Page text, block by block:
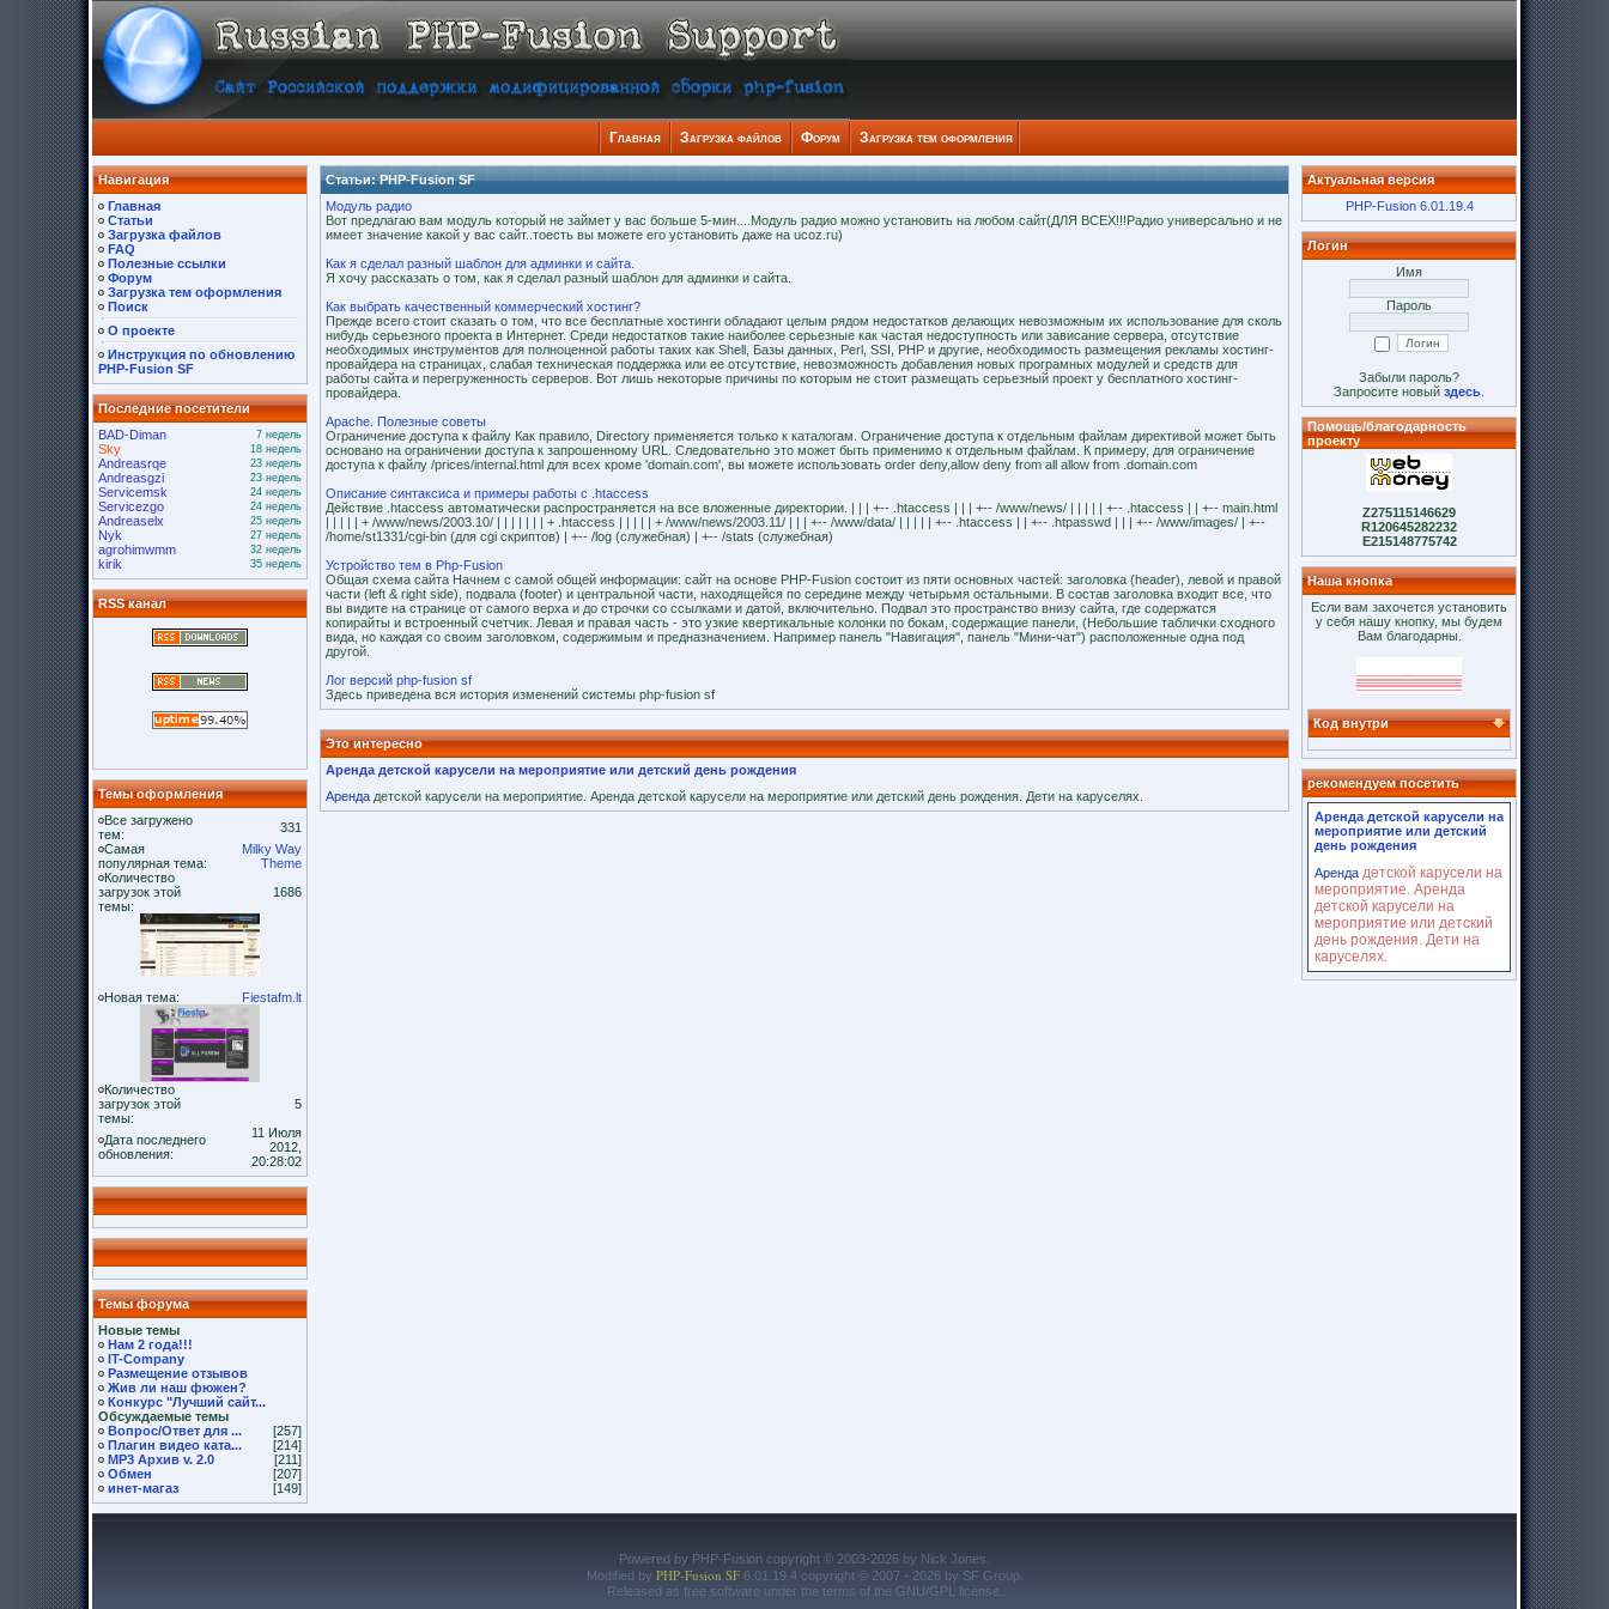
Главная Загрузка файлов Форум Загрузка тем оформления
Навигация
Главная
Статьи
Загрузка файлов
FAQ
Полезные ссылки
Форум
Загрузка тем оформления
Поиск
О проекте
Инструкция по обновлению
PHP-Fusion SF
Последние посетители
BAD-Diman
7 недель
Sky 18 недель
Andreasrqe 23 недель
Andreasgzi 23 недель
Servicemsk 24 недель
Servicezgo 24 недель
Andreaselx 25 недель
Nyk 27 недель
agrohimwmm 32 недель
kirik 35 недель
RSS канал
Темы оформления
Все загружено
тем:
331
Самая
популярная тема:
Milky Way
Theme
Количество
загрузок этой
темы:
1686
Новая тема: Fiestafm.lt
Количество
загрузок этой
темы:
5
Дата последнего
обновления:
11 Июля
2012,
20:28:02
Темы форума
Новые темы
Нам 2 года!!!
IT-Company
Размещение отзывов
Жив ли наш фюжен?
Конкурс "Лучший сайт...
Обсуждаемые темы
Вопрос/Ответ для ...
[257]
Плагин видео ката...
[214]
MP3 Архив v. 2.0
[211]
Обмен
[207]
инет-магаз
[149]
Статьи: PHP-Fusion SF
Модуль радио
Вот предлагаю вам модуль который не займет у вас больше 5-мин....Модуль радио можно установить на любом сайт(ДЛЯ ВСЕХ!!!Радио универсально и не
имеет значение какой у вас сайт..тоесть вы можете его установить даже на ucoz.ru)
Как я сделал разный шаблон для админки и сайта.
Я хочу рассказать о том, как я сделал разный шаблон для админки и сайта.
Как выбрать качественный коммерческий хостинг?
Прежде всего стоит сказать о том, что все бесплатные хоcтинги обладают целым рядом недостатков делающих невозможным их использование для сколь
нибудь серьезного проекта в Интернет. Среди недостатков такие наиболее серьезные как частая недоступность или зависание сервера, отсутствие
необходимых инструментов для полноценной работы таких как Shell, Базы данных, Perl, SSI, PHP и другие, необходимость размещения рекламы хостинг-
провайдера на страницах, слабая техническая поддержка или ее отсутствие, невозможность добавления новых програмных модулей и средств для
работы сайта и перегруженность серверов. Вот лишь некоторые причины по которым не стоит размещать серьезный проект у бесплатного хостинг-
провайдера.
Apache. Полезные советы
Ограничение доступа к файлу Как правило, Directory применяется только к каталогам. Ограничение доступа к отдельным файлам директивой может быть
основано на ограничении доступа к запрошенному URL. Следовательно это может быть применимо к отдельным файлам. К примеру, для ограничение
доступа к файлу /prices/internal.html для всех кроме 'domain.com', вы можете использовать order deny,allow deny from all allow from .domain.com
Описание синтаксиса и примеры работы с .htaccess
Действие .htaccess автоматически распространяется на все вложенные директории. | | | +-- .htaccess | | | +-- /www/news/ | | | | | +-- .htaccess | | +-- main.html
| | | | | + /www/news/2003.10/ | | | | | | | + .htaccess | | | | | + /www/news/2003.11/ | | | +-- /www/data/ | | | | | +-- .htaccess | | +-- .htpasswd | | | +-- /www/images/ | +--
/home/st1331/cgi-bin (для cgi скриптов) | +-- /log (служебная) | +-- /stats (служебная)
Устройство тем в Php-Fusion
Общая схема сайта Начнем с самой общей информации: сайт на основе PHP-Fusion состоит из пяти основных частей: заголовка (header), левой и правой
части (left & right side), подвала (footer) и центральной части, находящейся по середине между четырьмя остальными. В состав заголовка входит все, что
вы видите на странице от самого верха и до строчки со ссылками и датой, включительно. Подвал это пространство внизу сайта, где содержатся
копирайты и встроенный счетчик. Левая и правая часть - это узкие квертикальные колонки по бокам, содержащие панели, (Небольшие таблички сходного
вида, но каждая со своим заголовком, содержимым и предназначением. Например панель "Навигация", панель "Мини-чат") расположенные одна под
другой.
Лог версий php-fusion sf
Здесь приведена вся история изменений системы php-fusion sf
Это интересно
Аренда детской карусели на мероприятие или детский день рождения
Аренда детской карусели на мероприятие. Аренда детской карусели на мероприятие или детский день рождения. Дети на каруселях.
Актуальная версия
PHP-Fusion 6.01.19.4
Логин
Имя
Пароль
Забыли пароль?
Запросите новый здесь
Помощь/благодарность
проекту
Z275115146629
R120645282232
E215148775742
Наша кнопка
Если вам захочется установить
у себя нашу кнопку, мы будем
Вам благодарны.
Код внутри
рекомендуем посетить
Аренда детской карусели на
мероприятие или детский
день рождения
Аренда детской карусели на
мероприятие. Аренда
детской карусели на
мероприятие или детский
день рождения. Дети на
каруселях.
Powered by PHP-Fusion copyright © 2003-2026 by Nick Jones.
Modified by PHP-Fusion SF6.01.19.4 copyright © 2007 - 2026 by SF Group.
Released as free software under the terms of the GNU/GPL license.